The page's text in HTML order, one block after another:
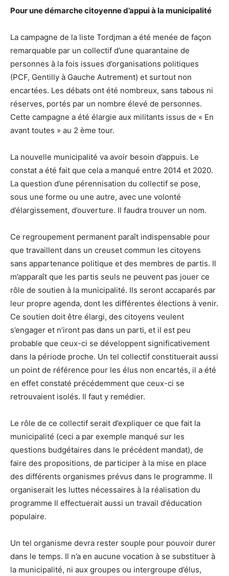
Pour une démarche citoyenne d’appui à la municipalité
La campagne de la liste Tordjman a été menée de façon
remarquable par un collectif d’une quarantaine de
personnes à la fois issues d’organisations politiques
(PCF, Gentilly à Gauche Autrement) et surtout non
encartées. Les débats ont été nombreux, sans tabous ni
réserves, portés par un nombre élevé de personnes.
Cette campagne a été élargie aux militants issus de « En
avant toutes » au 2 ème tour.
La nouvelle municipalité va avoir besoin d’appuis. Le
constat a été fait que cela a manqué entre 2014 et 2020.
La question d’une pérennisation du collectif se pose,
sous une forme ou une autre, avec une volonté
d’élargissement, d’ouverture. Il faudra trouver un nom.
Ce regroupement permanent paraît indispensable pour
que travaillent dans un creuset commun les citoyens
sans appartenance politique et des membres de partis. Il
m’apparaît que les partis seuls ne peuvent pas jouer ce
rôle de soutien à la municipalité. Ils seront accaparés par
leur propre agenda, dont les différentes élections à venir.
Ce soutien doit être élargi, des citoyens veulent
s’engager et n’iront pas dans un parti, et il est peu
probable que ceux-ci se développent significativement
dans la période proche. Un tel collectif constituerait aussi
un point de référence pour les élus non encartés, il a été
en effet constaté précédemment que ceux-ci se
retrouvaient isolés. Il faut y remédier.
Le rôle de ce collectif serait d’expliquer ce que fait la
municipalité (ceci a par exemple manqué sur les
questions budgétaires dans le précédent mandat), de
faire des propositions, de participer à la mise en place
des différents organismes prévus dans le programme. Il
organiserait les luttes nécessaires à la réalisation du
programme Il effectuerait aussi un travail d’éducation
populaire.
Un tel organisme devra rester souple pour pouvoir durer
dans le temps. Il n’a en aucune vocation à se substituer à
la municipalité, ni aux groupes ou intergroupe d’élus,